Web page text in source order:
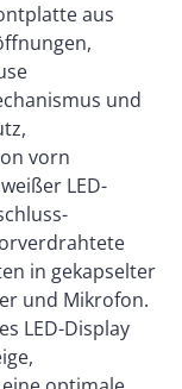
aus
und
vorn
LED-
in gekapselter
und Mikrofon.
LED-Display